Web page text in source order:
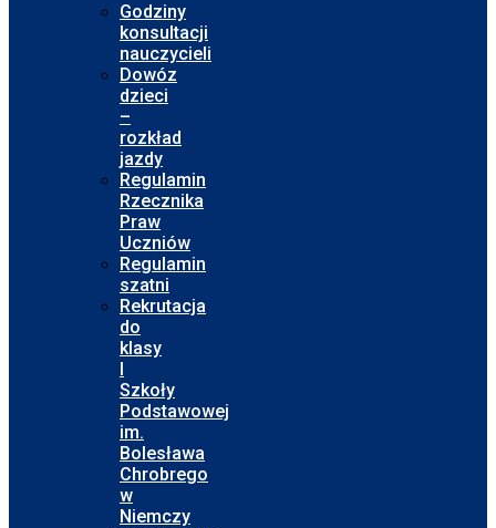
Godziny
konsultacji
nauczycieli
Dowóz
dzieci
–
rozkład
jazdy
Regulamin
Rzecznika
Praw
Uczniów
Regulamin
szatni
Rekrutacja
do
klasy
I
Szkoły
Podstawowej
im.
Bolesława
Chrobrego
w
Niemczy